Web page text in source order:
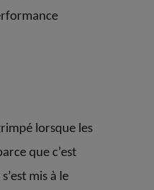
lorsque les
que c’est
mis à le